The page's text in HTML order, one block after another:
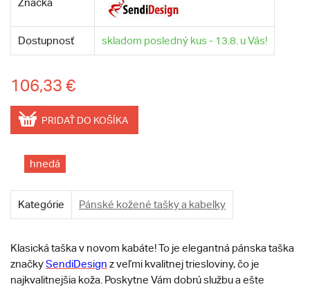
Značka
Dostupnosť skladom posledný kus - 13.8. u Vás!
106,33 €
PRIDAŤ DO KOŠÍKA
hnedá
Kategórie Pánské kožené tašky a kabelky
Klasická taška v novom kabáte! To je elegantná pánska taška
značkySendiDesign z veľmi kvalitnej triesloviny, čo je
najkvalitnejšia koža. Poskytne Vám dobrú službu a ešte